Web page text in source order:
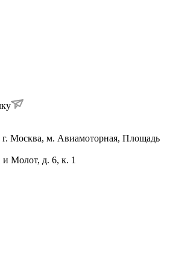
г. Москва, м. Авиамоторная, Площадь
и Молот, д. 6, к. 1